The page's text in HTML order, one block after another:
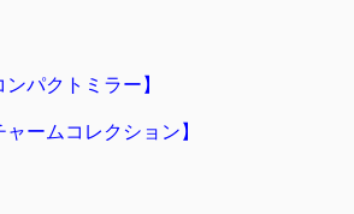
パクトミラー】
ームコレクション】